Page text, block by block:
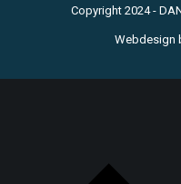
Copyright 2024 -
Webdesign